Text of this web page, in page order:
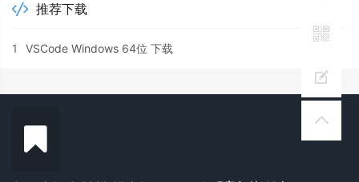
推荐下载
1 VSCode Windows 64位 下载